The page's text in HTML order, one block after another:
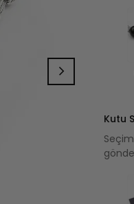
Kutu